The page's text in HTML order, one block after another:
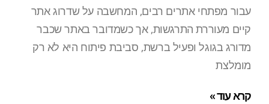
עבור מפתחי אתרים רבים, המחשבה על שדרוג אתר
קיים מעוררת התרגשות, אך כשמדובר באתר שכבר
מדורג בגוגל ופעיל ברשת, סביבת פיתוח היא לא רק
מומלצת
קרא עוד »